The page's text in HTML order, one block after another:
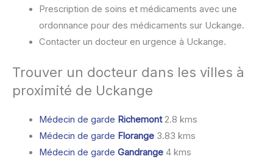
Prescription de soins et médicaments avec une
ordonnance pour des médicaments sur Uckange.
Contacter un docteur en urgence à Uckange.
Trouver un docteur dans les villes à
proximité de Uckange
Médecin de garde Richemont2.8 kms
Médecin de garde Florange3.83 kms
Médecin de garde Gandrange4 kms